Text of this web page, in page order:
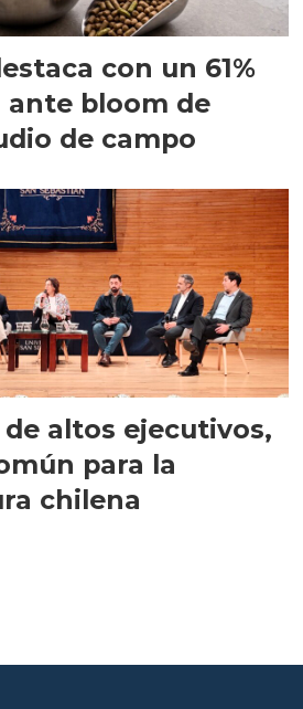
con un 61%
ante bloom de
de campo
de altos ejecutivos,
para la
chilena